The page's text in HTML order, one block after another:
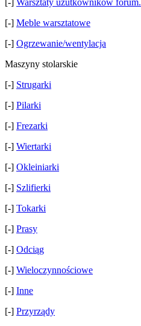
[-] Warsztaty użutkowników forum.
[-] Meble warsztatowe
[-] Ogrzewanie/wentylacja
Maszyny stolarskie
[-] Strugarki
[-] Pilarki
[-] Frezarki
[-] Wiertarki
[-] Okleiniarki
[-] Szlifierki
[-] Tokarki
[-] Prasy
[-] Odciąg
[-] Wieloczynnościowe
[-] Inne
[-] Przyrządy